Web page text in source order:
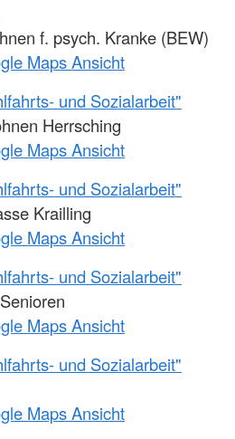
f. psych. Kranke (BEW)
Maps Ansicht
und Sozialarbeit"
Herrsching
Maps Ansicht
und Sozialarbeit"
Krailling
Maps Ansicht
und Sozialarbeit"
Maps Ansicht
und Sozialarbeit"
Maps Ansicht